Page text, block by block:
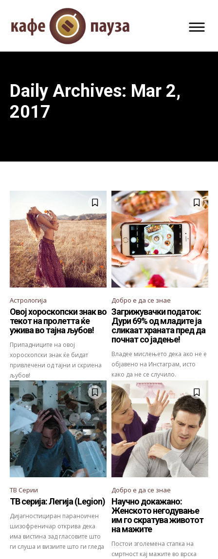
Daily Archives: Mar 2,
2017
Астрологија
Овој хороскопски знак во
текот на пролетта ќе
ужива во тајна љубов!
Припадниците на овој
хороскопски знак ќе бидат
привлечени од тајни и скриена
љубов!
Добро е да се знае
Загрижувачки податок:
Дури 69% од младите ја
сликаат храната пред да
почнат со јадење!
Владее мислењето дека ако не е
објавено на Инстаграм, исто
како да не се случило.
ТВ Серии
ТВ серија: Легија (Legion)
Дијагностициран параноичен
шизофреничар открива дека
има вистина зад гласовите што
ги слуша и визиите што ги гледа
Добро е да се знае
Научно докажано:
Женското негодување
им го скратува животот
на мажите
Постои зголемена стапка на
смртност кај мажите во врска